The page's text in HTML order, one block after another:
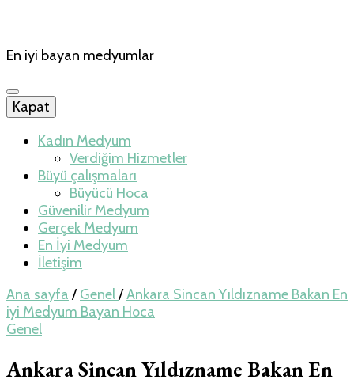
En iyi bayan medyumlar
Kapat
Kadın Medyum
Verdiğim Hizmetler
Büyü çalışmaları
Büyücü Hoca
Güvenilir Medyum
Gerçek Medyum
En İyi Medyum
İletişim
Ana sayfa / Genel/Ankara Sincan Yıldızname Bakan En
iyi Medyum Bayan Hoca
Genel
Ankara Sincan Yıldızname Bakan En